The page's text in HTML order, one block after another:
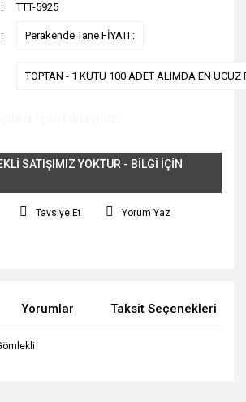
TTT-5925
Perakende Tane FİYATI :
TOPTAN - 1 KUTU 100 ADET ALIMDA EN UCUZ
SATIŞIMIZ YOKTUR - BİLGİ İÇİN
Tavsiye Et Yorum Yaz
Yorumlar Taksit Seçenekleri